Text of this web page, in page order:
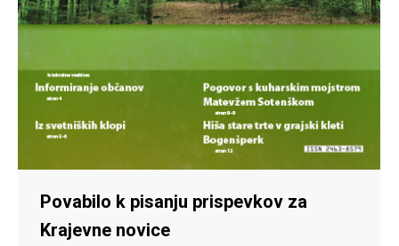
Povabilo k pisanju prispevkov za
Krajevne novice